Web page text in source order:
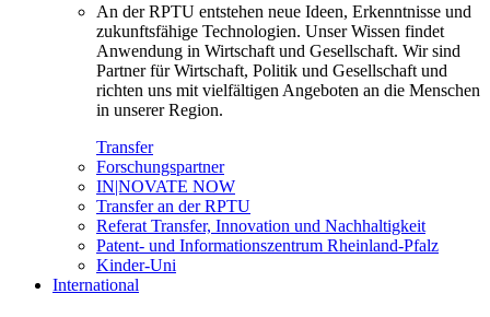
An der RPTU entstehen neue Ideen, Erkenntnisse und
zukunftsfähige Technologien. Unser Wissen findet
Anwendung in Wirtschaft und Gesellschaft. Wir sind
Partner für Wirtschaft, Politik und Gesellschaft und
richten uns mit vielfältigen Angeboten an die Menschen
in unserer Region.
Transfer
Forschungspartner
IN|NOVATE NOW
Transfer an der RPTU
Referat Transfer, Innovation und Nachhaltigkeit
Patent- und Informationszentrum Rheinland-Pfalz
Kinder-Uni
International